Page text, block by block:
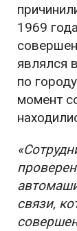
1969
являлся
по
момент
связи,